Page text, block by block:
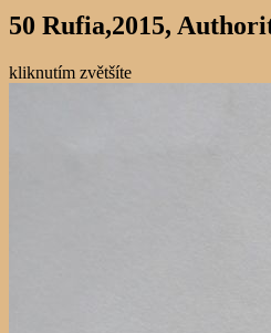
50 Rufia,2015,
kliknutím zvětšíte